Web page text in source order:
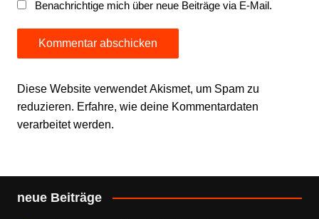
Benachrichtige mich über neue Beiträge via E-Mail.
Diese Website verwendet Akismet, um Spam zu
reduzieren. Erfahre, wie deine Kommentardaten
verarbeitet werden.
neue Beiträge